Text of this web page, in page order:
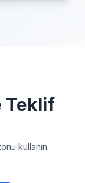
Teklif
kullanın.